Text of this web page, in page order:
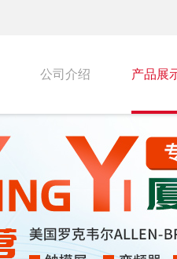
公司介绍 产品展